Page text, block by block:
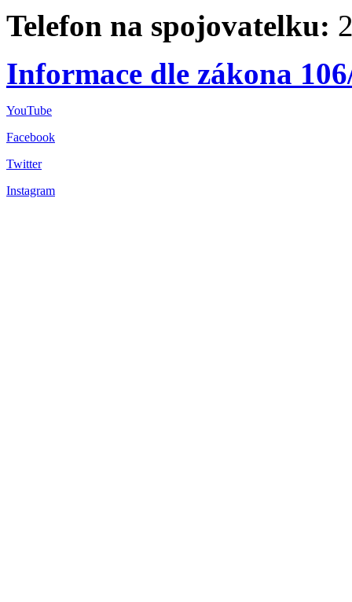
Telefon na spojovatelku:
Informace dle zákona
YouTube
Facebook
Twitter
Instagram